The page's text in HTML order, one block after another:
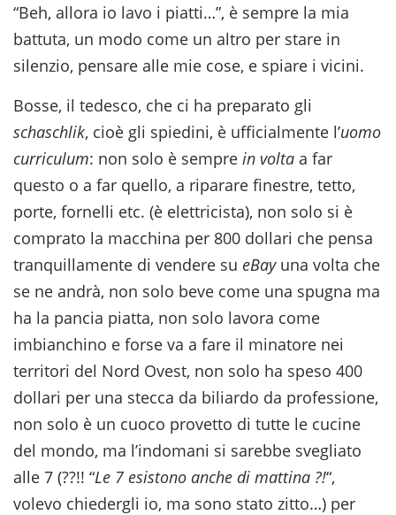
“Beh, allora io lavo i piatti…”, è sempre la mia
battuta, un modo come un altro per stare in
silenzio, pensare alle mie cose, e spiare i vicini.
Bosse, il tedesco, che ci ha preparato gli
schaschlik, cioè gli spiedini, è ufficialmente l’uomo
curriculum: non solo è sempre in volta a far
questo o a far quello, a riparare finestre, tetto,
porte, fornelli etc. (è elettricista), non solo si è
comprato la macchina per 800 dollari che pensa
tranquillamente di vendere su eBayuna volta che
se ne andrà, non solo beve come una spugna ma
ha la pancia piatta, non solo lavora come
imbianchino e forse va a fare il minatore nei
territori del Nord Ovest, non solo ha speso 400
dollari per una stecca da biliardo da professione,
non solo è un cuoco provetto di tutte le cucine
del mondo, ma l’indomani si sarebbe svegliato
alle 7 (??!! “Le 7 esistono anche di mattina ?!“,
volevo chiedergli io, ma sono stato zitto…) per